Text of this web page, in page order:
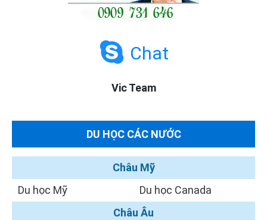
Chat
Vic Team
DU HỌC CÁC NƯỚC
Châu Mỹ
Du học Mỹ
Du học Canada
Châu Âu